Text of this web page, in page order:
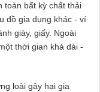
toàn bất kỳ chất thải
đồ gia dụng khác - ví
giày, giấy. Ngoài
thời gian khá dài -
loài gây hại gia